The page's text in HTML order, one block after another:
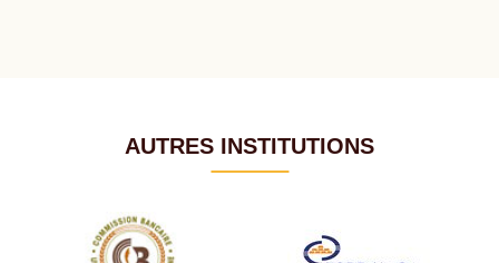
AUTRES INSTITUTIONS